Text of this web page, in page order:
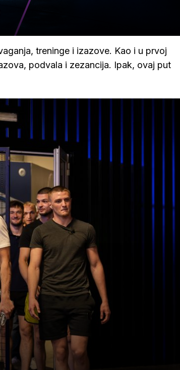
treninge i izazove. Kao i u prvoj
podvala i zezancija. Ipak, ovaj put